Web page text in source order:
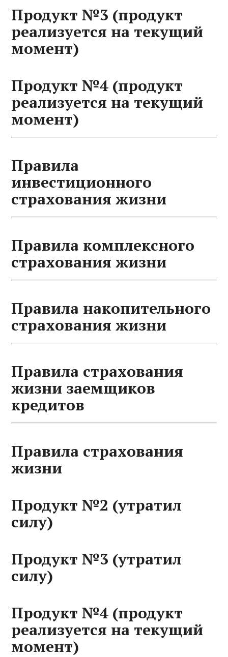
Продукт №3 (продукт
реализуется на текущий
момент)
Продукт №4 (продукт
реализуется на текущий
момент)
Правила
инвестиционного
страхования жизни
Правила комплексного
страхования жизни
Правила накопительного
страхования жизни
Правила страхования
жизни заемщиков
кредитов
Правила страхования
жизни
Продукт №2 (утратил
силу)
Продукт №3 (утратил
силу)
Продукт №4 (продукт
реализуется на текущий
момент)